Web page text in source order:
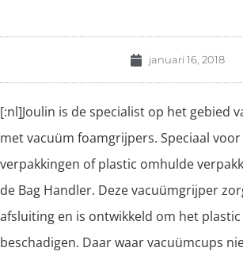
januari 16, 2018
[:nl]Joulin is de specialist op het gebied
met vacuüm foamgrijpers. Speciaal
verpakkingen of plastic omhulde
de Bag Handler. Deze vacuümgrijper
afsluiting en is ontwikkeld om het
beschadigen. Daar waar vacuümcups